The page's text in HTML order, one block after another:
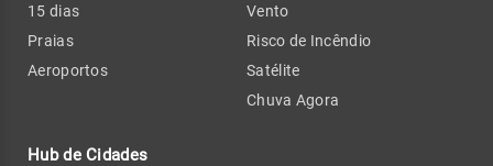
15 dias
Praias
Aeroportos
Hub de Cidades
Vento
Risco de Incêndio
Satélite
Chuva Agora